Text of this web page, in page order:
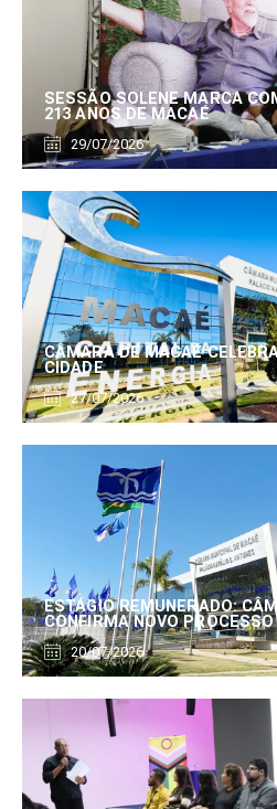
SESSÃO SOLENE MARCA
213 ANOS DE MACAÉ
29/07/2026
CÂMARA DE MACAÉ
CIDADE
27/07/2026
ESTÁGIO REMUNERADO:
CONFIRMA NOVO
20/07/2026